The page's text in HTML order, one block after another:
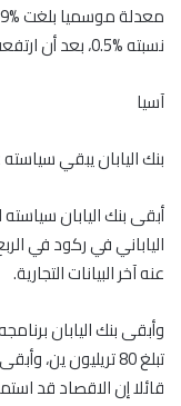
نسبته %0.5، بعد أن ارتفعت بنسبة %1.5 في سبتمبر.
آسيا
بنك اليابان يبقي
أبقى بنك اليابان
الياباني في ركود في
عنه آخر البيانات التجارية.
وأبقى بنك اليابان
تبلغ 80 تريليون
قائلا إن الاقصاد قد